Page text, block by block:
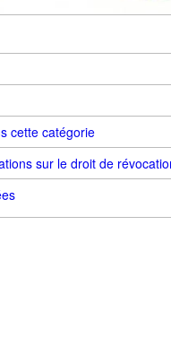
cette catégorie
sur le droit de